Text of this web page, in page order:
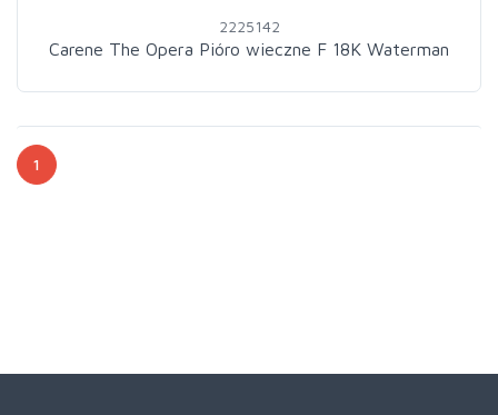
2225142
Carene The Opera Pióro wieczne F 18K Waterman
1